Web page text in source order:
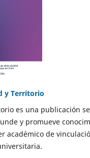
y Territorio
es una publicación
y promueve
académico de